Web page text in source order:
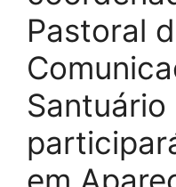
Pastoral